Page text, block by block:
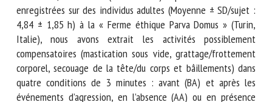
(Prédiction 3). À partir de 224 vidéos enregistrées sur des
individus adultes (Moyenne ± SD/sujet : 4,84 ± 1,85 h) à la
« Ferme éthique Parva Domus » (Turin, Italie), nous avons
extrait les activités possiblement compensatoires
(mastication sous vide, grattage/frottement corporel,
secouage de la tête/du corps et bâillements) dans quatre
conditions de 3 minutes : avant (BA) et après les